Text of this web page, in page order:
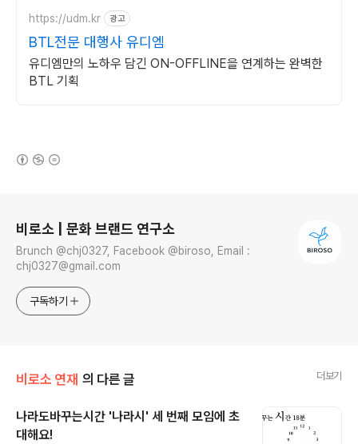
https://udm.kr 광고
BTL전문 대행사 유디엠
유디엠만의 노하우 담긴 ON-OFFLINE을 연계하는 완벽한
BTL 기획
비로소 | 문화 브랜드 연구소
Brunch @chj0327, Facebook @biroso, Email :
chj0327@gmail.com
구독하기
비로소 연재 의 다른 글 더보기
나라도바꾸는시간 '나라시' 세 번째 모임에 초
대해요!